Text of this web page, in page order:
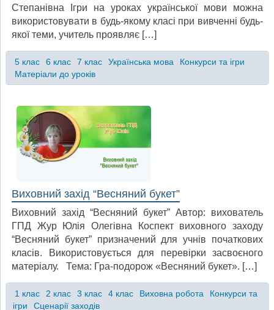
Степанівна Ігри на уроках української мови можна
використовувати в будь-якому класі при вивченні будь-
якої теми, учитель проявляє […]
5 клас 6 клас 7 клас Українська мова
Конкурси та ігри
Матеріали до уроків
Виховний захід “Весняний букет”
Виховний захід “Весняний букет” Автор: вихователь
ГПД Жур Юлія Олегівна Коспект виховного заходу
“Весняний букет” призначений для учнів початкових
класів. Використовується для перевірки засвоєного
матеріалу. Тема: Гра-подорож «Весняний букет». […]
1 клас 2 клас 3 клас 4 клас Виховна робота
Конкурси та
ігри
Сценарії заходів